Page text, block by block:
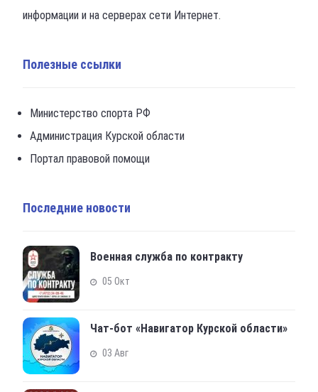
информации и на серверах сети Интернет.
Полезные ссылки
Министерство спорта РФ
Администрация Курской области
Портал правовой помощи
Последние новости
Военная служба по контракту
05 Окт
Чат-бот «Навигатор Курской области»
03 Авг